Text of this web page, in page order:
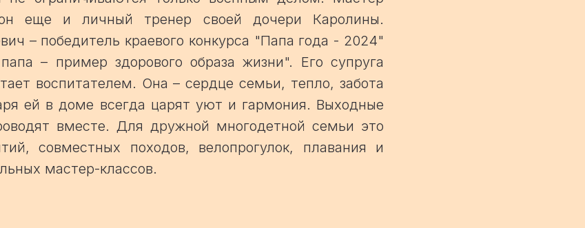
еще и личный тренер своей дочери Каролины.
– победитель краевого конкурса "Папа года - 2024"
– пример здорового образа жизни". Его супруга
воспитателем. Она – сердце семьи, тепло, забота
ей в доме всегда царят уют и гармония. Выходные
вместе. Для дружной многодетной семьи это
совместных походов, велопрогулок, плавания и
мастер-классов.